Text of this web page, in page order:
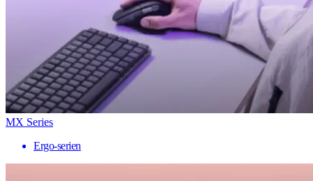
MX Series
Ergo-serien